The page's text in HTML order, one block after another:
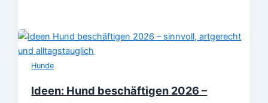
Hunde
Ideen: Hund beschäftigen 2026 –